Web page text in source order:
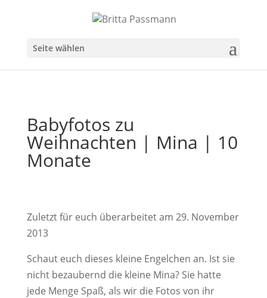
Seite wählen
Babyfotos zu
Weihnachten | Mina | 10
Monate
Zuletzt für euch überarbeitet am 29. November
2013
Schaut euch dieses kleine Engelchen an. Ist sie
nicht bezaubernd die kleine Mina? Sie hatte
jede Menge Spaß, als wir die Fotos von ihr